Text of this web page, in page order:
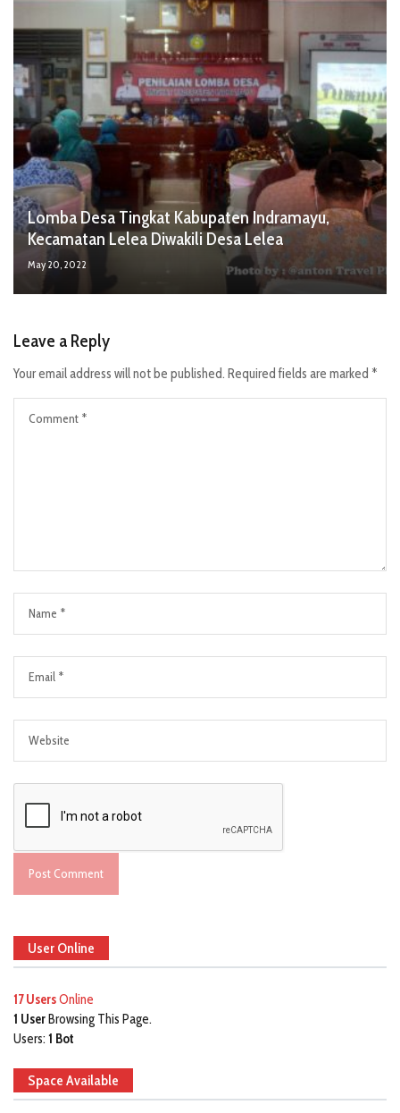
Lomba Desa Tingkat Kabupaten Indramayu,
Kecamatan Lelea Diwakili Desa Lelea
May 20, 2022
Leave a Reply
Your email address will not be published. Required fields are marked *
User Online
17 UsersOnline
1 UserBrowsing This Page.
Users: 1 Bot
Space Available